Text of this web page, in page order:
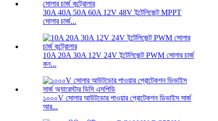
30A 40A 50A 60A 12V 48V ইন্টেলিজেন্ট MPPT
সোলার চার্জ...
10A 20A 30A 12V 24V ইন্টেলিজেন্ট PWM সোলার চার্জ
কন...
১০০০V সোলার আউটডোর পাওয়ার প্রোটেকশন ডিভাইস সার্জ
আর...